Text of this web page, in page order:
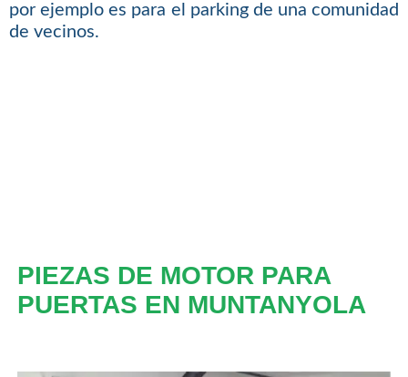
por ejemplo es para el parking de una comunidad
de vecinos.
PIEZAS DE MOTOR PARA
PUERTAS EN MUNTANYOLA